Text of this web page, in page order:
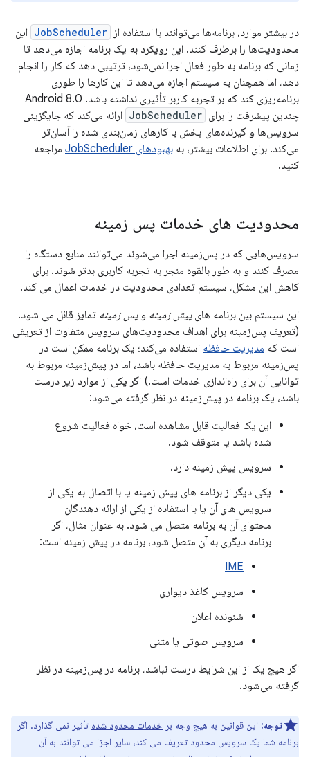
در بیشتر موارد، برنامه‌ها می‌توانند با استفاده از JobScheduler این
محدودیت‌ها را برطرف کنند. این رویکرد به یک برنامه اجازه می‌دهد تا
زمانی که برنامه به طور فعال اجرا نمی‌شود، ترتیبی دهد که کار را انجام
دهد، اما همچنان به سیستم اجازه می‌دهد تا این کارها را طوری
برنامه‌ریزی کند که بر تجربه کاربر تأثیری نداشته باشد. Android 8.0
چندین پیشرفت را برای JobScheduler ارائه می‌کند که جایگزینی
سرویس‌ها و گیرنده‌های پخش با کارهای زمان‌بندی شده را آسان‌تر
می‌کند. برای اطلاعات بیشتر، به بهبودهای JobScheduler
مراجعه
کنید.
محدودیت های خدمات پس زمینه
سرویس‌هایی که در پس‌زمینه اجرا می‌شوند می‌توانند منابع دستگاه را
مصرف کنند و به طور بالقوه منجر به تجربه کاربری بدتر شوند. برای
کاهش این مشکل، سیستم تعدادی محدودیت در خدمات اعمال می کند.
این سیستم بین برنامه هایپیش زمینه وپس زمینه تمایز قائل می شود.
(تعریف پس‌زمینه برای اهداف محدودیت‌های سرویس متفاوت از تعریفی
است که مدیریت حافظه استفاده می‌کند؛ یک برنامه ممکن است در
پس‌زمینه مربوط به مدیریت حافظه باشد، اما در پیش‌زمینه مربوط به
توانایی آن برای راه‌اندازی خدمات است.) اگر یکی از موارد زیر درست
باشد، یک برنامه در پیش‌زمینه در نظر گرفته می‌شود:
این یک فعالیت قابل مشاهده است، خواه فعالیت شروع
شده باشد یا متوقف شود.
سرویس پیش زمینه دارد.
یکی دیگر از برنامه های پیش زمینه یا با اتصال به یکی از
سرویس های آن یا با استفاده از یکی از ارائه دهندگان
محتوای آن به برنامه متصل می شود. به عنوان مثال، اگر
برنامه دیگری به آن متصل شود، برنامه در پیش زمینه است:
IME
سرویس کاغذ دیواری
شنونده اعلان
سرویس صوتی یا متنی
اگر هیچ یک از این شرایط درست نباشد، برنامه در پس‌زمینه در نظر
گرفته می‌شود.
توجه: این قوانین به هیچ وجه بر خدمات محدود شده تأثیر نمی گذارد. اگر
برنامه شما یک سرویس محدود تعریف می کند، سایر اجزا می توانند به آن